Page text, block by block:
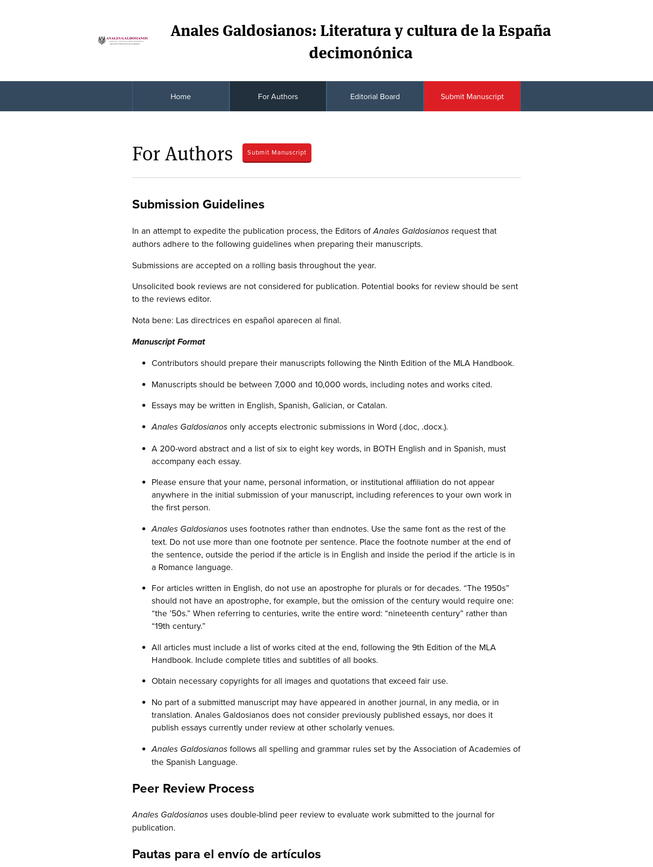
Anales Galdosianos: Literatura y cultura de la España
decimonónica
Home For Authors Editorial Board Submit Manuscript
For Authors Submit Manuscript
Submission Guidelines
In an attempt to expedite the publication process, the Editors ofAnales Galdosianos request that
authors adhere to the following guidelines when preparing their manuscripts.
Submissions are accepted on a rolling basis throughout the year.
Unsolicited book reviews are not considered for publication. Potential books for review should be sent
to the reviews editor.
Nota bene: Las directrices en español aparecen al final.
Manuscript Format
Contributors should prepare their manuscripts following the Ninth Edition of the MLA Handbook.
Manuscripts should be between 7,000 and 10,000 words, including notes and works cited.
Essays may be written in English, Spanish, Galician, or Catalan.
Anales Galdosianos only accepts electronic submissions in Word (.doc, .docx.).
A 200-word abstract and a list of six to eight key words, in BOTH English and in Spanish, must
accompany each essay.
Please ensure that your name, personal information, or institutional affiliation do not appear
anywhere in the initial submission of your manuscript, including references to your own work in
the first person.
Anales Galdosianos uses footnotes rather than endnotes. Use the same font as the rest of the
text. Do not use more than one footnote per sentence. Place the footnote number at the end of
the sentence, outside the period if the article is in English and inside the period if the article is in
a Romance language.
For articles written in English, do not use an apostrophe for plurals or for decades. “The 1950s”
should not have an apostrophe, for example, but the omission of the century would require one:
“the ’50s.” When referring to centuries, write the entire word: “nineteenth century” rather than
“19th century.”
All articles must include a list of works cited at the end, following the 9th Edition of the MLA
Handbook. Include complete titles and subtitles of all books.
Obtain necessary copyrights for all images and quotations that exceed fair use.
No part of a submitted manuscript may have appeared in another journal, in any media, or in
translation. Anales Galdosianos does not consider previously published essays, nor does it
publish essays currently under review at other scholarly venues.
Anales Galdosianos follows all spelling and grammar rules set by the Association of Academies of
the Spanish Language.
Peer Review Process
Anales Galdosianos uses double-blind peer review to evaluate work submitted to the journal for
publication.
Pautas para el envío de artículos